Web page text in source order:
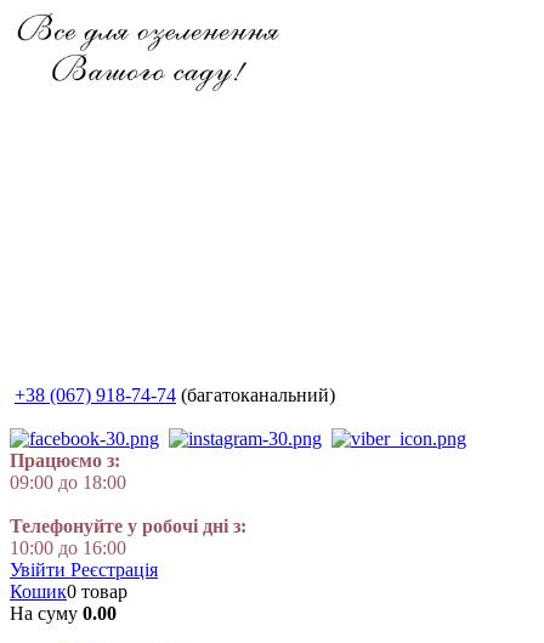
+38 (067) 918-74-74 (багатоканальний)
Працюємо з:
09:00 до 18:00
Телефонуйте у робочі дні з:
10:00 до 16:00
Увійти Реєстрація
Кошик0 товар
На суму 0.00